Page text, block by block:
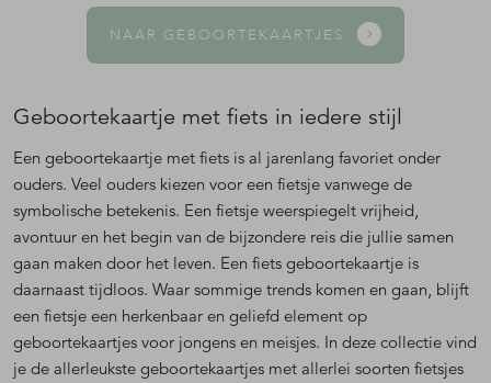
NAAR GEBOORTEKAARTJES
Geboortekaartje met fiets in iedere stijl
Een geboortekaartje met fiets is al jarenlang favoriet onder
ouders. Veel ouders kiezen voor een fietsje vanwege de
symbolische betekenis. Een fietsje weerspiegelt vrijheid,
avontuur en het begin van de bijzondere reis die jullie samen
gaan maken door het leven. Een fiets geboortekaartje is
daarnaast tijdloos. Waar sommige trends komen en gaan, blijft
een fietsje een herkenbaar en geliefd element op
geboortekaartjes voor jongens en meisjes. In deze collectie vind
je de allerleukste geboortekaartjes met allerlei soorten fietsjes